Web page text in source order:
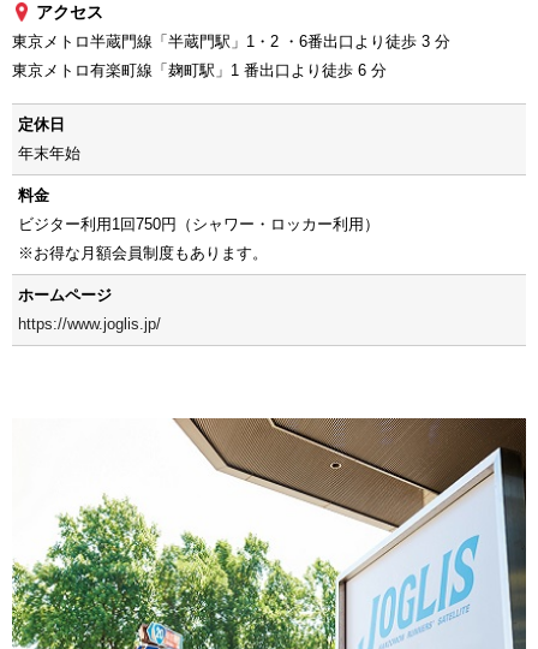
アクセス
東京メトロ半蔵門線「半蔵門駅」1・2 ・6番出口より徒歩 3 分
東京メトロ有楽町線「麹町駅」1 番出口より徒歩 6 分
定休日
年末年始
料金
ビジター利用1回750円（シャワー・ロッカー利用）
※お得な月額会員制度もあります。
ホームページ
https://www.joglis.jp/